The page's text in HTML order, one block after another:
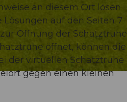
an diesem Ort lösen
Lösungen auf den Seiten 7
Öffnung der Schatztruhe
öffnet, können die
der virtuellen Schatztruhe
gegen einen kleinen